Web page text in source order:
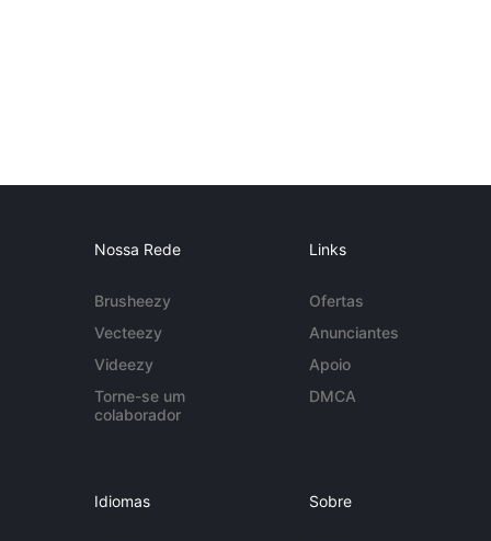
Nossa Rede
Brusheezy
Vecteezy
Videezy
Torne-se um
colaborador
Links
Ofertas
Anunciantes
Apoio
DMCA
Idiomas Sobre